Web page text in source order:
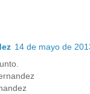
14 de mayo de